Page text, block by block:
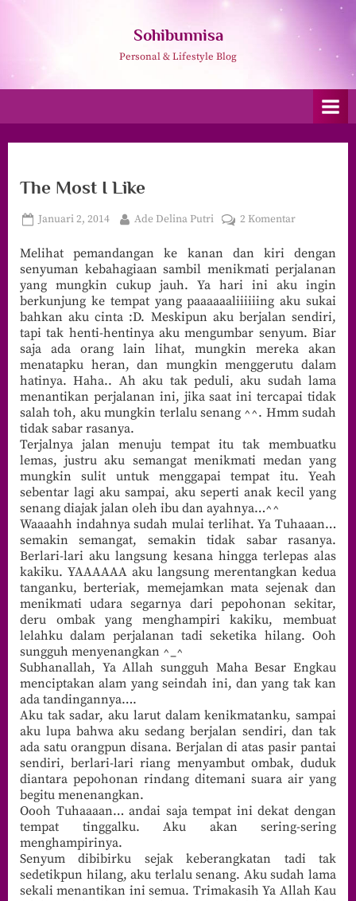
Sohibunnisa
Personal & Lifestyle Blog
The Most I Like
Posted
Januari 2, 2014 By
Ade Delina Putri 2 Komentarpada
Most
I
Like
Melihat pemandangan ke kanan dan kiri dengan
senyuman kebahagiaan sambil menikmati perjalanan
yang mungkin cukup jauh. Ya hari ini aku ingin
berkunjung ke tempat yang paaaaaaliiiiiing aku sukai
bahkan aku cinta :D. Meskipun aku berjalan sendiri,
tapi tak henti-hentinya aku mengumbar senyum. Biar
saja ada orang lain lihat, mungkin mereka akan
menatapku heran, dan mungkin menggerutu dalam
hatinya. Haha.. Ah aku tak peduli, aku sudah lama
menantikan perjalanan ini, jika saat ini tercapai tidak
salah toh, aku mungkin terlalu senang ^^. Hmm sudah
tidak sabar rasanya.
Terjalnya jalan menuju tempat itu tak membuatku
lemas, justru aku semangat menikmati medan yang
mungkin sulit untuk menggapai tempat itu. Yeah
sebentar lagi aku sampai, aku seperti anak kecil yang
senang diajak jalan oleh ibu dan ayahnya…^^
Waaaahh indahnya sudah mulai terlihat. Ya Tuhaaan…
semakin semangat, semakin tidak sabar rasanya.
Berlari-lari aku langsung kesana hingga terlepas alas
kakiku. YAAAAAA aku langsung merentangkan kedua
tanganku, berteriak, memejamkan mata sejenak dan
menikmati udara segarnya dari pepohonan sekitar,
deru ombak yang menghampiri kakiku, membuat
lelahku dalam perjalanan tadi seketika hilang. Ooh
sungguh menyenangkan ^_^
Subhanallah, Ya Allah sungguh Maha Besar Engkau
menciptakan alam yang seindah ini, dan yang tak kan
ada tandingannya….
Aku tak sadar, aku larut dalam kenikmatanku, sampai
aku lupa bahwa aku sedang berjalan sendiri, dan tak
ada satu orangpun disana. Berjalan di atas pasir pantai
sendiri, berlari-lari riang menyambut ombak, duduk
diantara pepohonan rindang ditemani suara air yang
begitu menenangkan.
Oooh Tuhaaaan… andai saja tempat ini dekat dengan
tempat tinggalku. Aku akan sering-sering
menghampirinya.
Senyum dibibirku sejak keberangkatan tadi tak
sedetikpun hilang, aku terlalu senang. Aku sudah lama
sekali menantikan ini semua. Trimakasih Ya Allah Kau